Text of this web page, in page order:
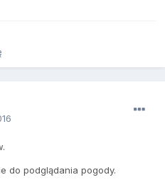
do podglądania pogody.